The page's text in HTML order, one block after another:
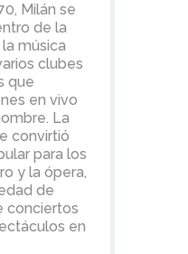
Milán se
de la
música
clubes
que
en vivo
La
convirtió
para los
y la ópera,
de
conciertos
en